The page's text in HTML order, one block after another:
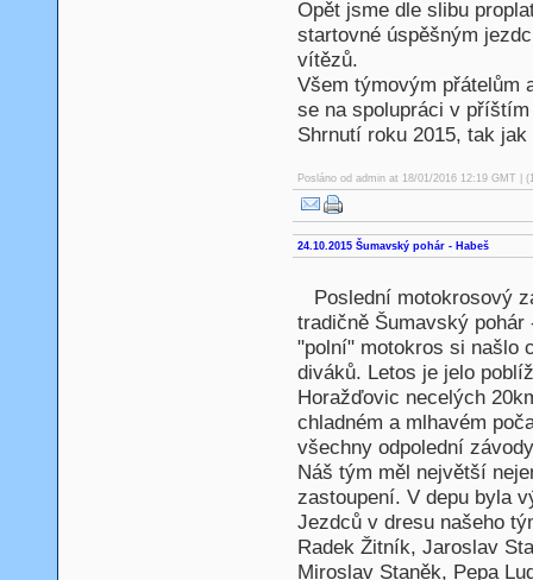
Opět jsme dle slibu
startovné úspěšným
vítězů.
Všem týmovým přátelům
se na spolupráci v
Shrnutí roku 2015, tak
Posláno od adminat 18/01/2016 12:19 GMT |
24.10.2015 Šumavský pohár - Habeš
Poslední motokrosový
tradičně Šumavský
"polní" motokros si našlo
diváků. Letos je jelo
Horažďovic necelých
chladném a mlhavém
všechny odpolední
Náš tým měl největší
zastoupení. V depu byla
Jezdců v dresu našeho
Radek Žitník, Jaroslav
Miroslav Staněk, Pepa